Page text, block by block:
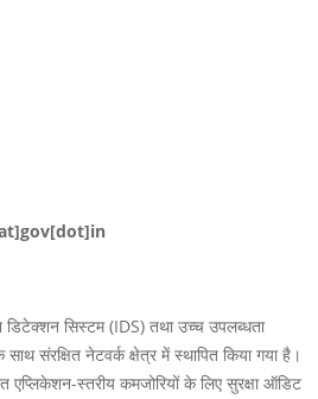
सिस्टम (IDS) तथा उच्च उपलब्धता
संरक्षित नेटवर्क क्षेत्र में स्थापित किया गया है।
एप्लिकेशन-स्तरीय कमजोरियों के लिए सुरक्षा ऑडिट